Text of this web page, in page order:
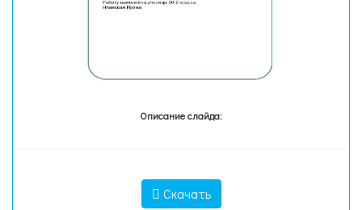
Описание слайда:
Скачать